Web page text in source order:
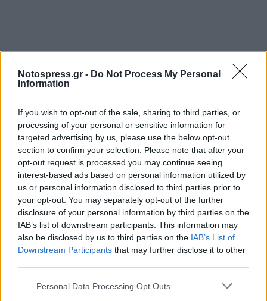
Notospress.gr - Do Not Process My Personal
Information
If you wish to opt-out of the sale, sharing to third parties, or
processing of your personal or sensitive information for
targeted advertising by us, please use the below opt-out
section to confirm your selection. Please note that after your
opt-out request is processed you may continue seeing
interest-based ads based on personal information utilized by
us or personal information disclosed to third parties prior to
your opt-out. You may separately opt-out of the further
disclosure of your personal information by third parties on the
IAB’s list of downstream participants. This information may
also be disclosed by us to third parties on the IAB’s List of
Downstream Participants that may further disclose it to other
Personal Data Processing Opt Outs
TAGS: ΑΓΟΡΑ